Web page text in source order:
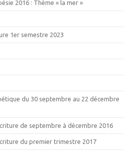
2016 : Thème « la mer »
1er semestre 2023
du 30 septembre au 22 décembre
de septembre à décembre 2016
du premier trimestre 2017